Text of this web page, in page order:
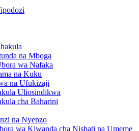
na Mboga
wa Nafaka
na Kuku
na Ufukizaji
Uliosindikwa
cha Baharini
na Nyenzo
wa Kiwanda cha Nishati na Umeme